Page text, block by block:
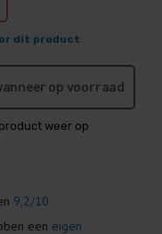
dit product
op voorraad
weer op
9,2/10
een eigen